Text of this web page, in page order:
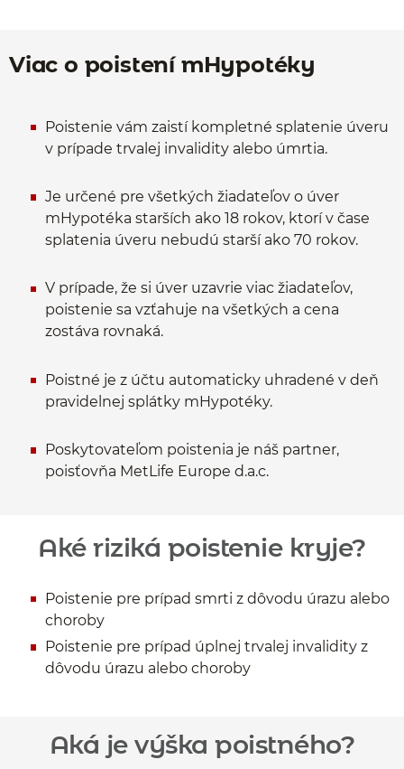
Viac o poistení mHypotéky
Poistenie vám zaistí kompletné splatenie úveru
v prípade trvalej invalidity alebo úmrtia.
Je určené pre všetkých žiadateľov o úver
mHypotéka starších ako 18 rokov, ktorí v čase
splatenia úveru nebudú starší ako 70 rokov.
V prípade, že si úver uzavrie viac žiadateľov,
poistenie sa vzťahuje na všetkých a cena
zostáva rovnaká.
Poistné je z účtu automaticky uhradené v deň
pravidelnej splátky mHypotéky.
Poskytovateľom poistenia je náš partner,
poisťovňa MetLife Europe d.a.c.
Aké riziká poistenie kryje?
Poistenie pre prípad smrti z dôvodu úrazu alebo
choroby
Poistenie pre prípad úplnej trvalej invalidity z
dôvodu úrazu alebo choroby
Aká je výška poistného?